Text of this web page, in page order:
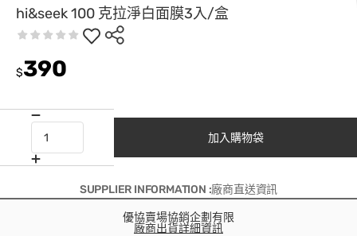
hi&seek 100 克拉淨白面膜3入/盒
$390
加入購物袋
SUPPLIER INFORMATION :廠商直送資訊
優協賣場協銷企劃有限
廠商出貨詳細資訊